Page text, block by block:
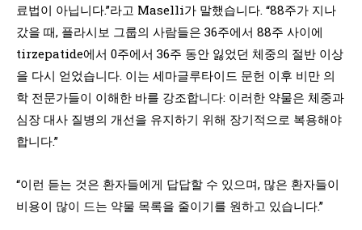
료법이 아닙니다.”라고 Maselli가 말했습니다. “88주가 지나
갔을 때, 플라시보 그룹의 사람들은 36주에서 88주 사이에
tirzepatide에서 0주에서 36주 동안 잃었던 체중의 절반 이상
을 다시 얻었습니다. 이는 세마글루타이드 문헌 이후 비만 의
학 전문가들이 이해한 바를 강조합니다: 이러한 약물은 체중과
심장 대사 질병의 개선을 유지하기 위해 장기적으로 복용해야
합니다.”
“이런 듣는 것은 환자들에게 답답할 수 있으며, 많은 환자들이
비용이 많이 드는 약물 목록을 줄이기를 원하고 있습니다.”